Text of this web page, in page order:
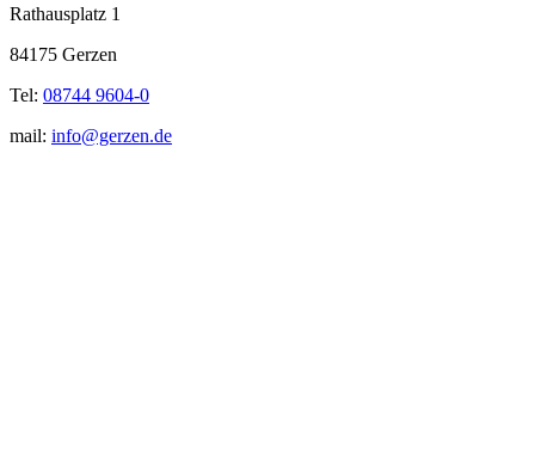
Rathausplatz 1
84175 Gerzen
Tel: 08744 9604-0
mail: info@gerzen.de